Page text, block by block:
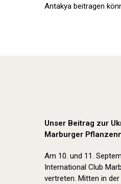
Antakya beitragen
Unser Beitrag zur
Marburger
Am 10. und 11.
International Club
vertreten. Mitten in